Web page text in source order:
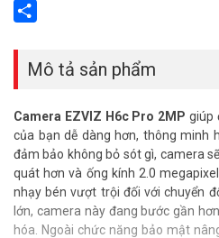
Email
Mô tả sản phẩm
Camera EZVIZ H6c Pro 2MP giúp
của bạn dễ dàng hơn, thông minh
đảm bảo không bỏ sót gì, camera
quát hơn và ống kính 2.0
nhạy bén vượt trội đối với chuyển
lớn, camera này đang bước gần
hóa. Ngoài chức năng bảo mật